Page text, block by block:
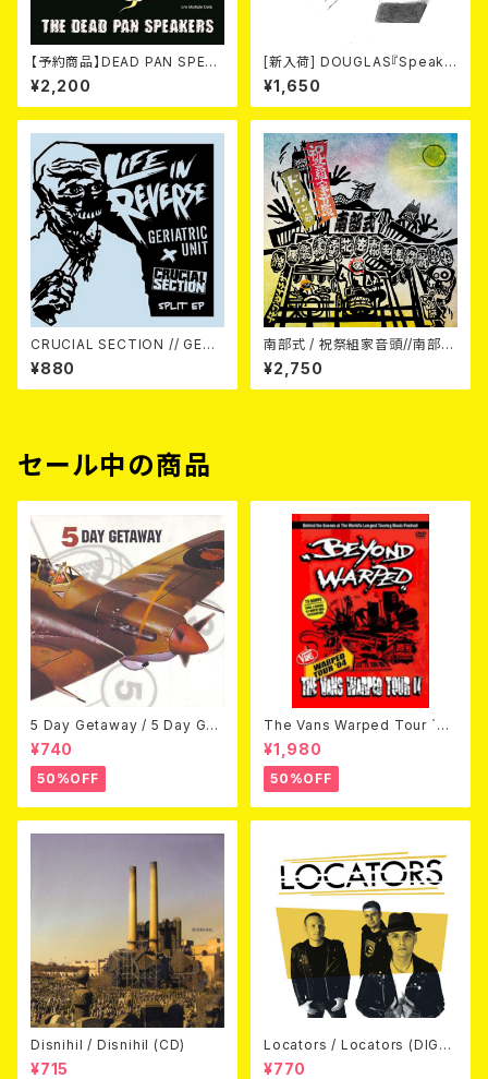
【予約商品】DEAD PAN SPEAK
ERS / New Life (7") 【7月8
日発売】
¥2,200
[新入荷] DOUGLAS『Speak
Out Face』 (7"EP)
¥1,650
CRUCIAL SECTION // GERI
ATRIC UNIT / Life In Rever
¥880
南部式 / 祝祭組家音頭//南部式
¥2,750
セール中の商品
5 Day Getaway / 5 Day Get
away (CDEP)
¥740
50%OFF
The Vans Warped Tour `04
Beyond Warped (国内盤DV
D)
¥1,980
50%OFF
Disnihil / Disnihil (CD)
¥715
Locators / Locators (DIGPA
CK CD)
¥770